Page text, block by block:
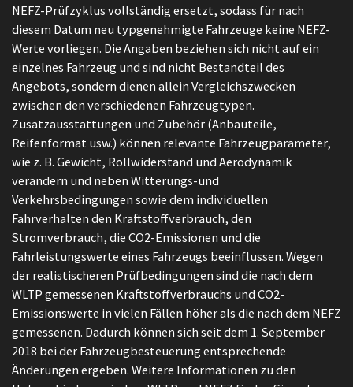
NEFZ-Prüfzyklus vollständig ersetzt, sodass für nach
diesem Datum neu typgenehmigte Fahrzeuge keine NEFZ-
Werte vorliegen. Die Angaben beziehen sich nicht auf ein
einzelnes Fahrzeug und sind nicht Bestandteil des
Angebots, sondern dienen allein Vergleichszwecken
zwischen den verschiedenen Fahrzeugtypen.
Zusatzausstattungen und Zubehör (Anbauteile,
Reifenformat usw.) können relevante Fahrzeugparameter,
wie z. B. Gewicht, Rollwiderstand und Aerodynamik
verändern und neben Witterungs-und
Verkehrsbedingungen sowie dem individuellen
Fahrverhalten den Kraftstoffverbrauch, den
Stromverbrauch, die CO2-Emissionen und die
Fahrleistungswerte eines Fahrzeugs beeinflussen. Wegen
der realistischeren Prüfbedingungen sind die nach dem
WLTP gemessenen Kraftstoffverbrauchs und CO2-
Emissionswerte in vielen Fällen höher als die nach dem NEFZ
gemessenen. Dadurch können sich seit dem 1. September
2018 bei der Fahrzeugbesteuerung entsprechende
Änderungen ergeben. Weitere Informationen zu den